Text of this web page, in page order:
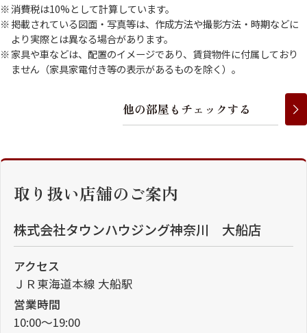
消費税は10%として計算しています。
掲載されている図面・写真等は、作成方法や撮影方法・時期などに
より実際とは異なる場合があります。
家具や車などは、配置のイメージであり、賃貸物件に付属しており
ません（家具家電付き等の表示があるものを除く）。
他の部屋 も チェ ッ クする
取り扱い店舗のご案内
株式会社タウンハウジング神奈川 大船店
アクセス
ＪＲ東海道本線 大船駅
営業時間
10:00～19:00